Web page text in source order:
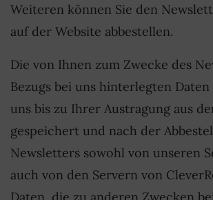
Weiteren können Sie den
auf der Website abbestellen.
Die von Ihnen zum Zwecke des
Bezugs bei uns hinterlegten
uns bis zu Ihrer Austragung aus
gespeichert und nach der
Newsletters sowohl von unseren
auch von den Servern von
Daten, die zu anderen Zwecken